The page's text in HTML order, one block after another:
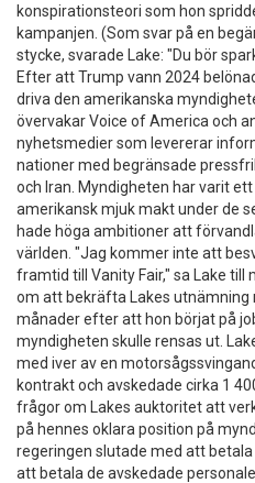
konspirationsteori som hon
kampanjen. (Som svar på en
stycke, svarade Lake: "Du bör
Efter att Trump vann 2024
driva den amerikanska
övervakar Voice of America och
nyhetsmedier som levererar
nationer med begränsade
och Iran. Myndigheten har varit
amerikansk mjuk makt under de
hade höga ambitioner att
världen. "Jag kommer inte att
framtid till Vanity Fair," sa Lake till
om att bekräfta Lakes utnämning
månader efter att hon börjat på
myndigheten skulle rensas ut.
med iver av en
kontrakt och avskedade cirka 1
frågor om Lakes auktoritet att
på hennes oklara position på
regeringen slutade med att
att betala de avskedade